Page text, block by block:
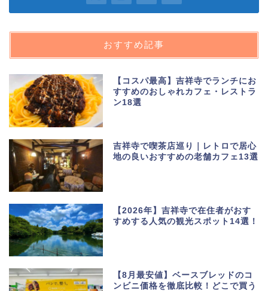
おすすめ記事
【コスパ最高】吉祥寺でランチにお
すすめのおしゃれカフェ・レストラ
ン18選
吉祥寺で喫茶店巡り｜レトロで居心
地の良いおすすめの老舗カフェ13選
【2026年】吉祥寺で在住者がおす
すめする人気の観光スポット14選！
【8月最安値】ベースブレッドのコ
ンビニ価格を徹底比較！どこで買う